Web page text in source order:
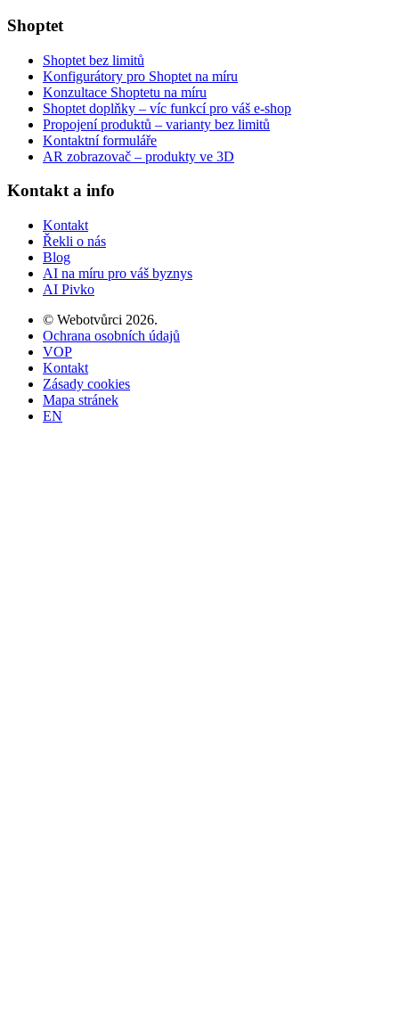
Shoptet
Shoptet bez limitů
Konfigurátory pro Shoptet na míru
Konzultace Shoptetu na míru
Shoptet doplňky – víc funkcí pro váš e-shop
Propojení produktů – varianty bez limitů
Kontaktní formuláře
AR zobrazovač – produkty ve 3D
Kontakt a info
Kontakt
Řekli o nás
Blog
AI na míru pro váš byznys
AI Pivko
© Webotvůrci 2026.
Ochrana osobních údajů
VOP
Kontakt
Zásady cookies
Mapa stránek
EN